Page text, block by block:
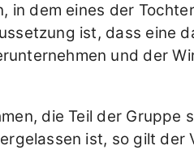
in dem eines der
ist, dass eine
und der
die Teil der Gruppe
ist, so gilt